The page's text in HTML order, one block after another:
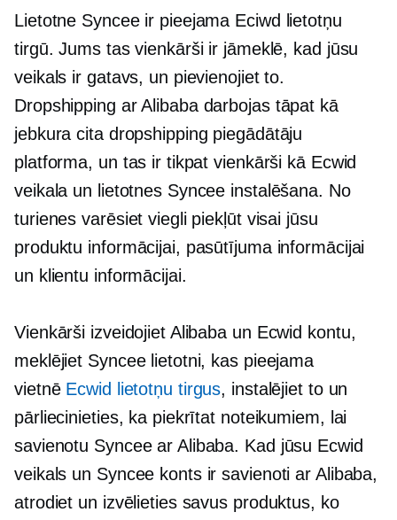
Lietotne Syncee ir pieejama Eciwd lietotņu
tirgū. Jums tas vienkārši ir jāmeklē, kad jūsu
veikals ir gatavs, un pievienojiet to.
Dropshipping ar Alibaba darbojas tāpat kā
jebkura cita dropshipping piegādātāju
platforma, un tas ir tikpat vienkārši kā Ecwid
veikala un lietotnes Syncee instalēšana. No
turienes varēsiet viegli piekļūt visai jūsu
produktu informācijai, pasūtījuma informācijai
un klientu informācijai.
Vienkārši izveidojiet Alibaba un Ecwid kontu,
meklējiet Syncee lietotni, kas pieejama
vietnē Ecwid lietotņu tirgus, instalējiet to un
pārliecinieties, ka piekrītat noteikumiem, lai
savienotu Syncee ar Alibaba. Kad jūsu Ecwid
veikals un Syncee konts ir savienoti ar Alibaba,
atrodiet un izvēlieties savus produktus, ko